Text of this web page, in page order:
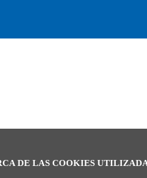
DE LAS COOKIES